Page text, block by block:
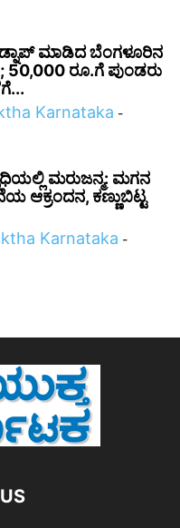
ಮಾಡಿದ ಬೆಂಗಳೂರಿನ
50,000 ರೂ.ಗೆ ಪುಂಡರು
Karnataka -
ಮರುಜನ್ಮ: ಮಗನ
ಆಕ್ರಂದನ, ಕಣ್ಣುಬಿಟ್ಟ
Karnataka -